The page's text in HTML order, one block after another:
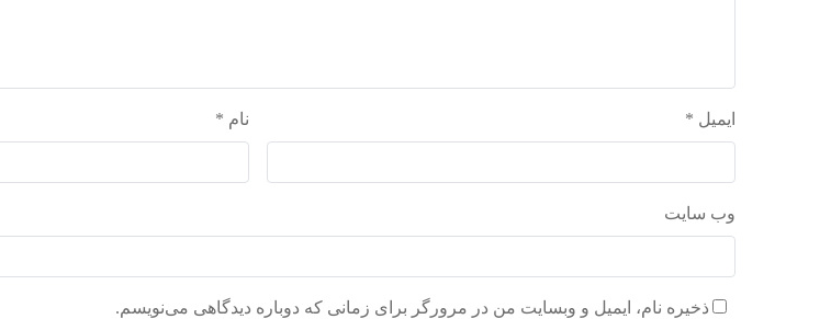
نام * ایمیل *
وب‌ سایت
ذخیره نام، ایمیل و وبسایت من در مرورگر برای زمانی که دوباره دیدگاهی می‌نویسم.